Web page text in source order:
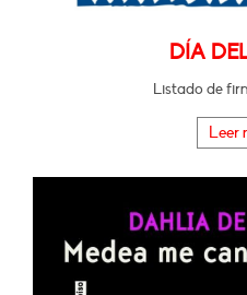
DÍA
Listado de
Leer